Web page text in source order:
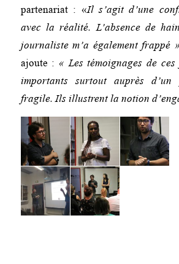
partenariat : «Il s’agit d’une
avec la réalité. L’absence de
journaliste m’a également frappé
ajoute : « Les témoignages de
importants surtout auprès
fragile. Ils illustrent la notion